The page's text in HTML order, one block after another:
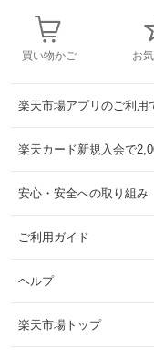
買い物かご お
楽天市場アプリのご利用
楽天カード新規入会で
安心・安全への取り組み
ご利用ガイド
ヘルプ
楽天市場トップ